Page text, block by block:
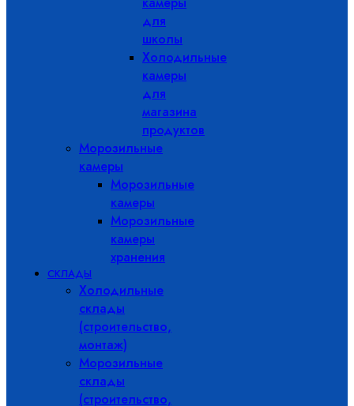
для
школы
Холодильные
камеры
для
магазина
продуктов
Морозильные
камеры
Морозильные
камеры
Морозильные
камеры
хранения
СКЛАДЫ
Холодильные
склады
(строительство,
монтаж)
Морозильные
склады
(строительство,